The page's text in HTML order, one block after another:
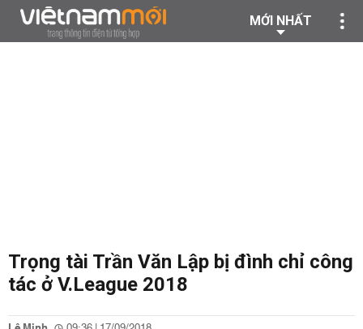
MỚI NHẤT
Trọng tài Trần Văn Lập bị đình chỉ công
tác ở V.League 2018